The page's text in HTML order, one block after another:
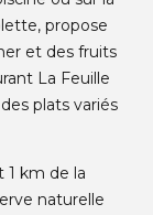
propose
et des fruits
La Feuille
plats variés
1 km de la
naturelle